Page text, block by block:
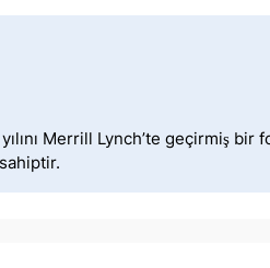
Merrill Lynch’te geçirmiş bir